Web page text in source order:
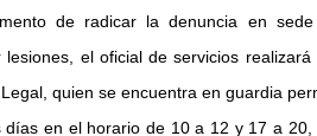
de radicar la denuncia en
lesiones, el oficial de servicios
quien se encuentra en guardia
días en el horario de 10 a 12 y 17 a